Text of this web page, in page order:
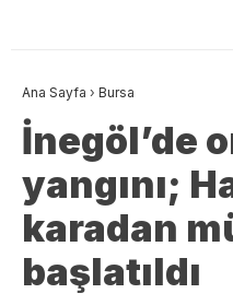
Ana Sayfa › Bursa
İnegöl’de
yangını;
karadan
başlatıldı